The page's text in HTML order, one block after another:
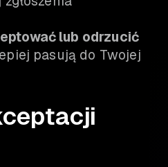
lub odrzucić
pasują do Twojej